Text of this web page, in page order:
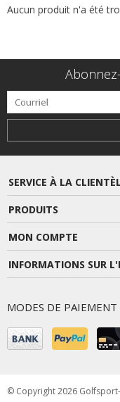
Aucun produit n'a été
SERVICE À LA
PRODUITS
MON COMPTE
INFORMATIONS SUR
MODES DE PAIEMENT
© Copyright 2026